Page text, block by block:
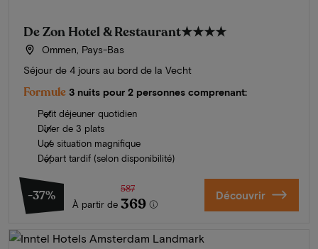
De Zon Hotel & Restaurant★★★★
Ommen, Pays-Bas
Séjour de 4 jours au bord de la Vecht
Formule 3 nuits pour 2 personnes comprenant:
Petit déjeuner quotidien
Dîner de 3 plats
Une situation magnifique
Départ tardif (selon disponibilité)
-37%
À partir de
587
369 Découvrir